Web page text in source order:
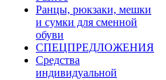
Ранцы, рюкзаки, мешки
и сумки для сменной
обуви
СПЕЦПРЕДЛОЖЕНИЯ
Средства
индивидуальной